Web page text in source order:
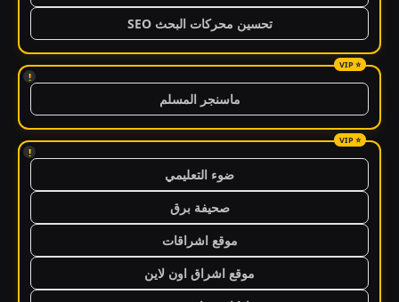
تحسين محركات البحث SEO
!
ماسنجر المسلم
!
ضوء التعليمي
صحيفة برق
موقع اشراقات
موقع اشراق اون لاين